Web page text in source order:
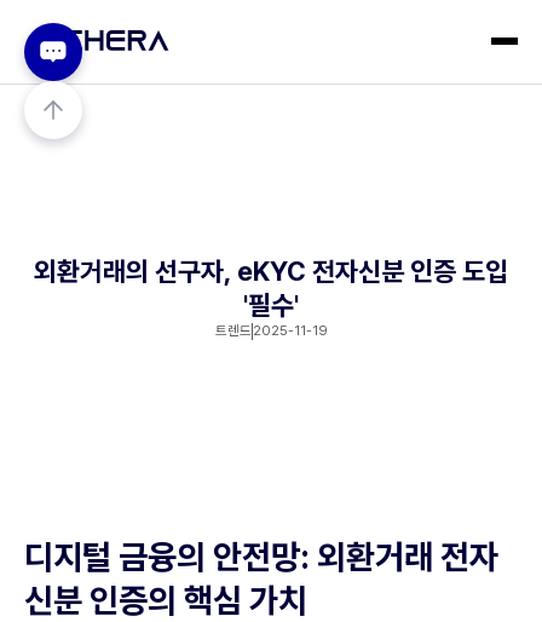
외환거래의 선구자, eKYC 전자신분 인증 도입
'필수'
트렌드 2025-11-19
디지털 금융의 안전망: 외환거래 전자
신분 인증의 핵심 가치